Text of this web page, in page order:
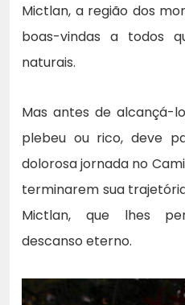
Mictlan, a região dos
boas-vindas a todos
naturais.
Mas antes de alcançá-
plebeu ou rico, deve
dolorosa jornada no
terminarem sua
Mictlan, que lhes
descanso eterno.